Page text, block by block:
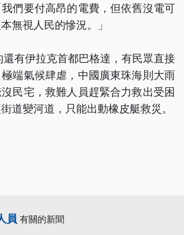
們要付高昂的電費，但依舊沒電可
無視人民的慘況。」
有伊拉克首都巴格達，有民眾直接
端氣候肆虐，中國廣東珠海則大雨
民宅，救難人員趕緊合力救出受困
道變河道，只能出動橡皮艇救災。
員 有關的新聞